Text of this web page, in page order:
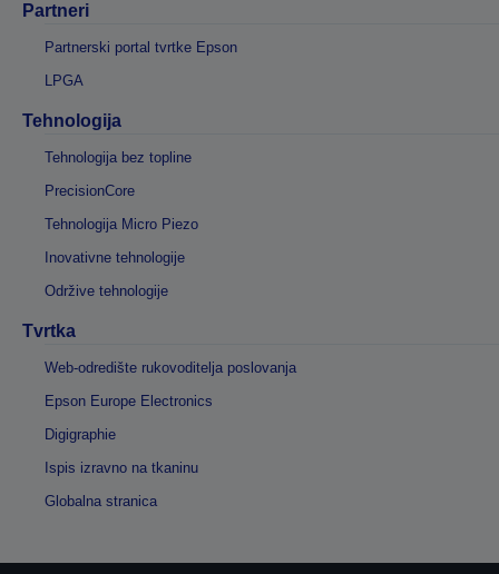
Partneri
Partnerski portal tvrtke Epson
LPGA
Tehnologija
Tehnologija bez topline
PrecisionCore
Tehnologija Micro Piezo
Inovativne tehnologije
Održive tehnologije
Tvrtka
Web-odredište rukovoditelja poslovanja
Epson Europe Electronics
Digigraphie
Ispis izravno na tkaninu
Globalna stranica